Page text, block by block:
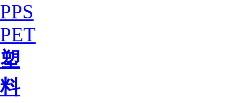
PPS
PET
塑
料